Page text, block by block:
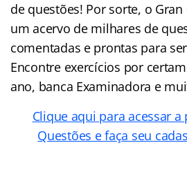
de questões! Por sorte, o
um acervo de milhares de
comentadas e prontas para
Encontre exercícios por
ano, banca Examinadora e
Clique aqui para acessar
Questões e faça seu